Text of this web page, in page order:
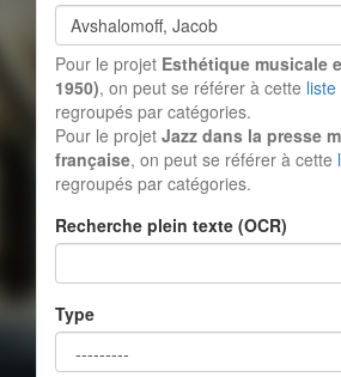
Pour le projet Esthétique musicale
1950), on peut se référer à cette
regroupés par catégories.
Pour le projet Jazz dans la presse
française, on peut se référer à cette
regroupés par catégories.
Recherche plein texte (OCR)
Type